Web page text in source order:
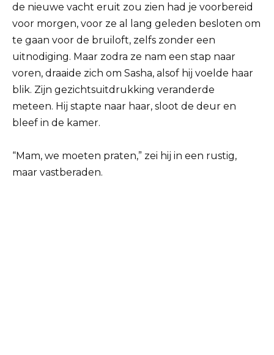
de nieuwe vacht eruit zou zien had je voorbereid
voor morgen, voor ze al lang geleden besloten om
te gaan voor de bruiloft, zelfs zonder een
uitnodiging. Maar zodra ze nam een stap naar
voren, draaide zich om Sasha, alsof hij voelde haar
blik. Zijn gezichtsuitdrukking veranderde
meteen. Hij stapte naar haar, sloot de deur en
bleef in de kamer.
“Mam, we moeten praten,” zei hij in een rustig,
maar vastberaden.